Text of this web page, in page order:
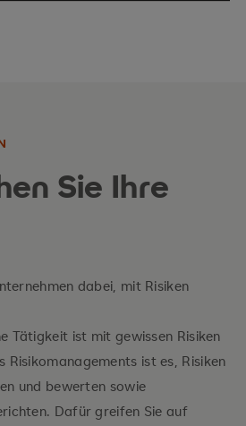
und Bewertung von
Berichterstellung
Risikomanagements
in die
Sie Ihre
dabei, mit Risiken
Tätigkeit ist mit gewissen Risiken
ist es, Risiken
und bewerten sowie
Dafür greifen Sie auf